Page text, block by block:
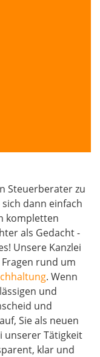
Steuerberater zu
dann einfach
kompletten
als Gedacht -
Unsere Kanzlei
rund um
. Wenn
und
und
Sie als neuen
unserer Tätigkeit
klar und